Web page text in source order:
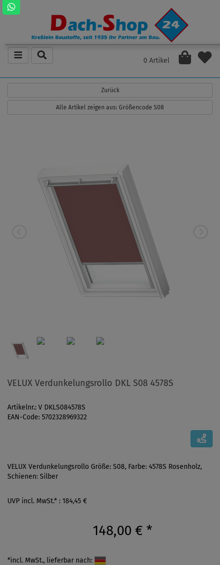
0 Artikel
Zurück
Alle Artikel zeigen aus: Größencode S08
VELUX Verdunkelungsrollo DKL S08 4578S
Artikelnr.: V DKLS084578S
EAN-Code: 5702328969322
VELUX Verdunkelungsrollo Größe: S08, Farbe: 4578S Rosenholz,
Schienen: Silber
UVP incl. MwSt.* : 184,45 €
148,00 € *
*incl. MwSt., lieferbar nach: